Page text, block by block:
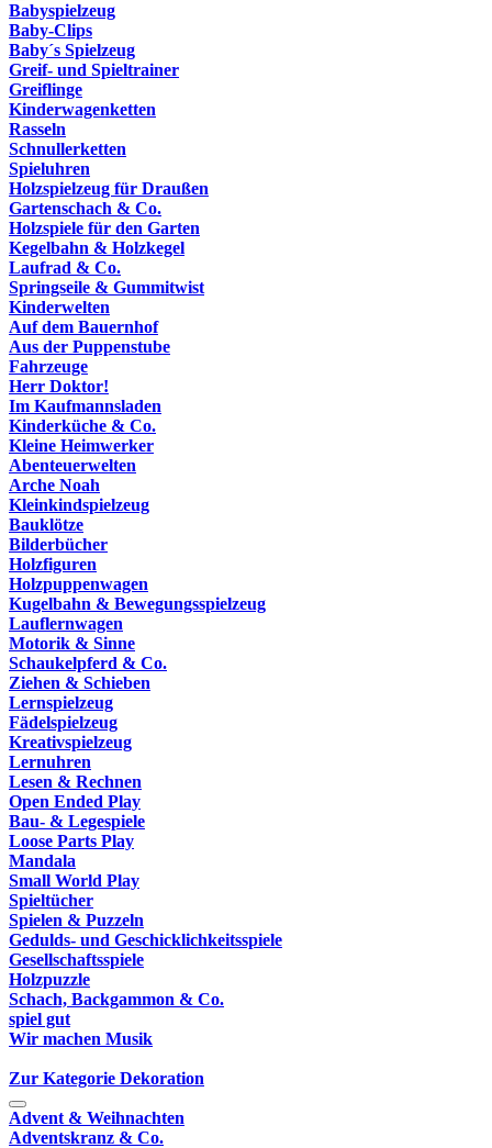
Babyspielzeug
Baby-Clips
Baby´s Spielzeug
Greif- und Spieltrainer
Greiflinge
Kinderwagenketten
Rasseln
Schnullerketten
Spieluhren
Holzspielzeug für Draußen
Gartenschach & Co.
Holzspiele für den Garten
Kegelbahn & Holzkegel
Laufrad & Co.
Springseile & Gummitwist
Kinderwelten
Auf dem Bauernhof
Aus der Puppenstube
Fahrzeuge
Herr Doktor!
Im Kaufmannsladen
Kinderküche & Co.
Kleine Heimwerker
Abenteuerwelten
Arche Noah
Kleinkindspielzeug
Bauklötze
Bilderbücher
Holzfiguren
Holzpuppenwagen
Kugelbahn & Bewegungsspielzeug
Lauflernwagen
Motorik & Sinne
Schaukelpferd & Co.
Ziehen & Schieben
Lernspielzeug
Fädelspielzeug
Kreativspielzeug
Lernuhren
Lesen & Rechnen
Open Ended Play
Bau- & Legespiele
Loose Parts Play
Mandala
Small World Play
Spieltücher
Spielen & Puzzeln
Gedulds- und Geschicklichkeitsspiele
Gesellschaftsspiele
Holzpuzzle
Schach, Backgammon & Co.
spiel gut
Wir machen Musik
Zur Kategorie Dekoration
Advent & Weihnachten
Adventskranz & Co.